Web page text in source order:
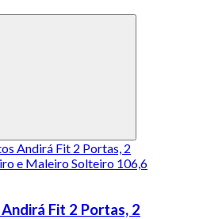
Fit 2 Portas, 2